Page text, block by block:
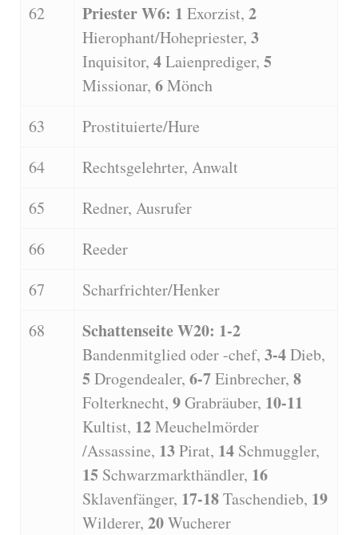
62
Priester W6: 1 Exorzist, 2
Hierophant/Hohepriester, 3
Inquisitor, 4Laienprediger, 5
Missionar, 6Mönch
63
Prostituierte/Hure
64
Rechtsgelehrter, Anwalt
65
Redner, Ausrufer
66
Reeder
67
Scharfrichter/Henker
68
Schattenseite W20: 1-2
Bandenmitglied oder -chef, 3-4Dieb,
5Drogendealer, 6-7Einbrecher, 8
Folterknecht, 9Grabräuber, 10-11
Kultist, 12Meuchelmörder
/Assassine, 13Pirat, 14 Schmuggler,
15 Schwarzmarkthändler, 16
Sklavenfänger, 17-18Taschendieb, 19
Wilderer, 20Wucherer